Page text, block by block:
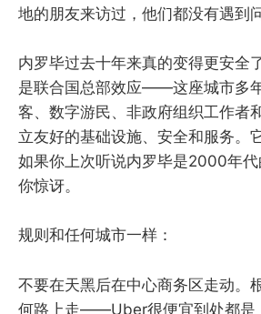
地的朋友来访过，他们都没有遇到问
内罗毕过去十年来真的变得更安全
是联合国总部效应——这座城市多
客、数字游民、非政府组织工作者
立友好的基础设施、安全和服务。
如果你上次听说内罗毕是2000年
你惊讶。
规则和任何城市一样：
不要在天黑后在中心商务区走动。
何路上走——Uber很便宜到处都是